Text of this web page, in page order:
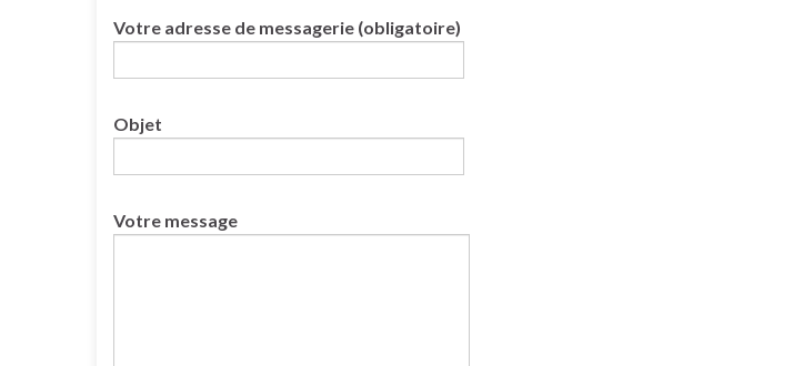
Votre adresse de messagerie (obligatoire)
Objet
Votre message